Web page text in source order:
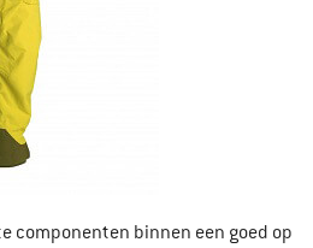
componenten binnen een goed op